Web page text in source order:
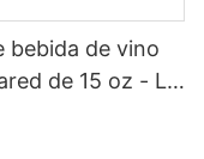
bebida de vino
de 15 oz - La